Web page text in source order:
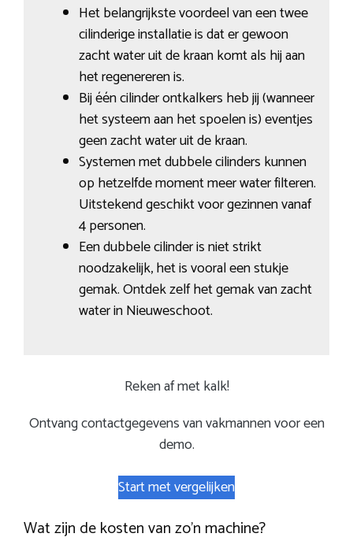
Het belangrijkste voordeel van een twee
cilinderige installatie is dat er gewoon
zacht water uit de kraan komt als hij aan
het regenereren is.
Bij één cilinder ontkalkers heb jij (wanneer
het systeem aan het spoelen is) eventjes
geen zacht water uit de kraan.
Systemen met dubbele cilinders kunnen
op hetzelfde moment meer water filteren.
Uitstekend geschikt voor gezinnen vanaf
4 personen.
Een dubbele cilinder is niet strikt
noodzakelijk, het is vooral een stukje
gemak. Ontdek zelf het gemak van zacht
water in Nieuweschoot.
Reken af met kalk!
Ontvang contactgegevens van vakmannen voor een
demo.
Start met vergelijken
Wat zijn de kosten van zo’n machine?